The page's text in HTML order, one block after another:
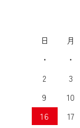
日 月
・
・
2
3
9
10
16
17